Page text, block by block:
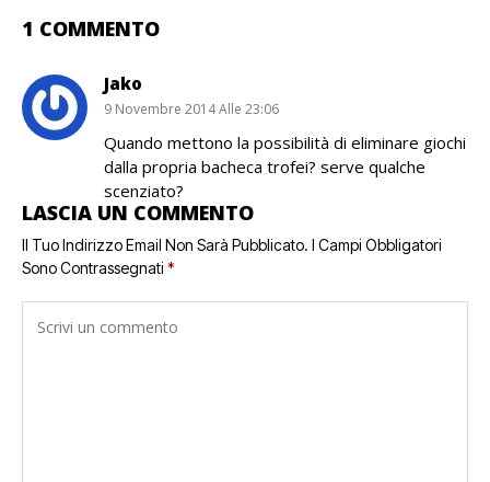
1 COMMENTO
Jako
9 Novembre 2014 Alle 23:06
Quando mettono la possibilità di eliminare giochi
dalla propria bacheca trofei? serve qualche
scenziato?
LASCIA UN COMMENTO
Il Tuo Indirizzo Email Non Sarà Pubblicato. I Campi Obbligatori
Sono Contrassegnati *